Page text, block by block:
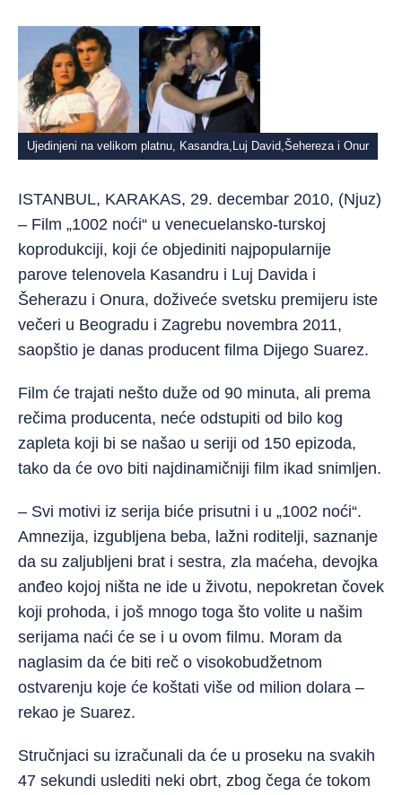
Ujedinjeni na velikom platnu, Kasandra,Luj David,Šehereza i Onur
ISTANBUL, KARAKAS, 29. decembar 2010, (Njuz)
– Film „1002 noći“ u venecuelansko-turskoj
koprodukciji, koji će objediniti najpopularnije
parove telenovela Kasandru i Luj Davida i
Šeherazu i Onura, doživeće svetsku premijeru iste
večeri u Beogradu i Zagrebu novembra 2011,
saopštio je danas producent filma Dijego Suarez.
Film će trajati nešto duže od 90 minuta, ali prema
rečima producenta, neće odstupiti od bilo kog
zapleta koji bi se našao u seriji od 150 epizoda,
tako da će ovo biti najdinamičniji film ikad snimljen.
– Svi motivi iz serija biće prisutni i u „1002 noći“.
Amnezija, izgubljena beba, lažni roditelji, saznanje
da su zaljubljeni brat i sestra, zla maćeha, devojka
anđeo kojoj ništa ne ide u životu, nepokretan čovek
koji prohoda, i još mnogo toga što volite u našim
serijama naći će se i u ovom filmu. Moram da
naglasim da će biti reč o visokobudžetnom
ostvarenju koje će koštati više od milion dolara –
rekao je Suarez.
Stručnjaci su izračunali da će u proseku na svakih
47 sekundi uslediti neki obrt, zbog čega će tokom